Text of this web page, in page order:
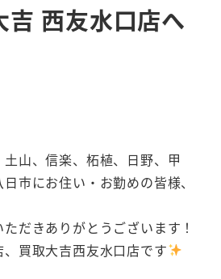
吉 西友水口店へ
ー
山、信楽、柘植、日野、甲
市にお住い・お勤めの皆様、
だきありがとうございます！
買取大吉西友水口店です